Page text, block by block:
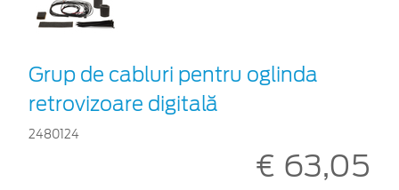
Grup de cabluri pentru oglinda
retrovizoare digitală
2480124
€ 63,05